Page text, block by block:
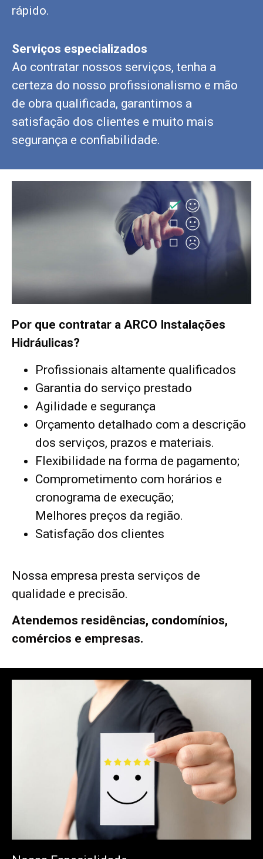
rápido.
Serviços especializados
Ao contratar nossos serviços, tenha a
certeza do nosso profissionalismo e mão
de obra qualificada, garantimos a
satisfação dos clientes e muito mais
segurança e confiabilidade.
Por que contratar a ARCO Instalações
Hidráulicas?
Profissionais altamente qualificados
Garantia do serviço prestado
Agilidade e segurança
Orçamento detalhado com a descrição
dos serviços, prazos e materiais.
Flexibilidade na forma de pagamento;
Comprometimento com horários e
cronograma de execução;
Melhores preços da região.
Satisfação dos clientes
Nossa empresa presta serviços de
qualidade e precisão.
Atendemos residências, condomínios,
comércios e empresas.